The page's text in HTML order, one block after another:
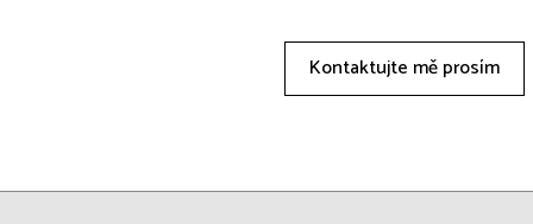
Kontaktujte mě prosím